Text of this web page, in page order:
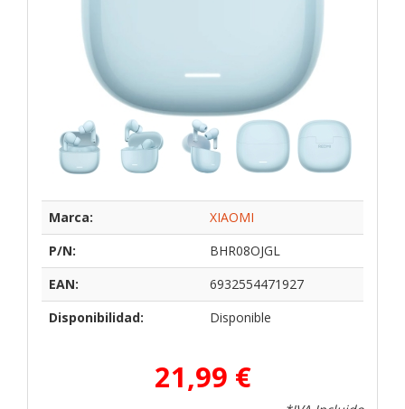
Marca:
XIAOMI
P/N:
BHR08OJGL
EAN:
6932554471927
Disponibilidad:
Disponible
21,99 €